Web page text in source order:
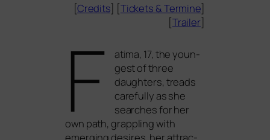
[Credits] [Tickets &Termine]
[Trailer]
F
atima, 17, the youn­
gest of three
daugh­ters, treads
careful­ly as she
sear­ches for her
own path, grap­pling with
emer­ging desi­res, her attrac­